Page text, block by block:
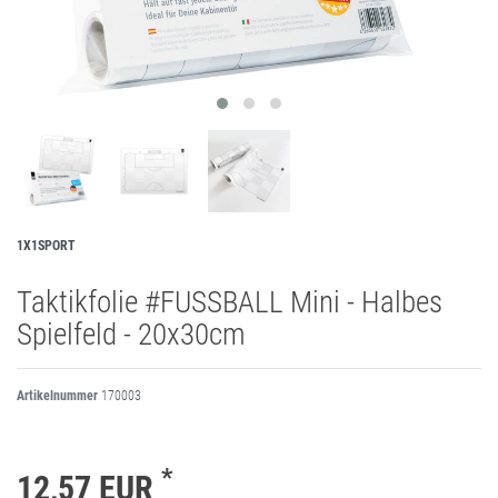
1X1SPORT
Taktikfolie #FUSSBALL Mini - Halbes
Spielfeld - 20x30cm
Artikelnummer 170003
12,57 EUR *